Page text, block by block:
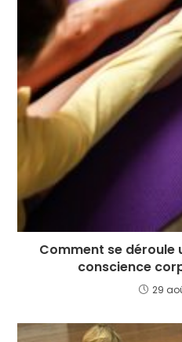
Comment se déroule
conscience
29